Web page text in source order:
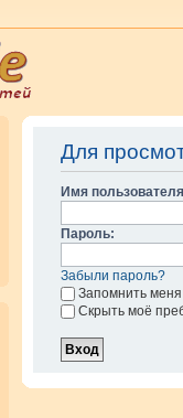
Для
Имя
Пароль:
Забыли пароль?
Запомнить меня
Скрыть моё